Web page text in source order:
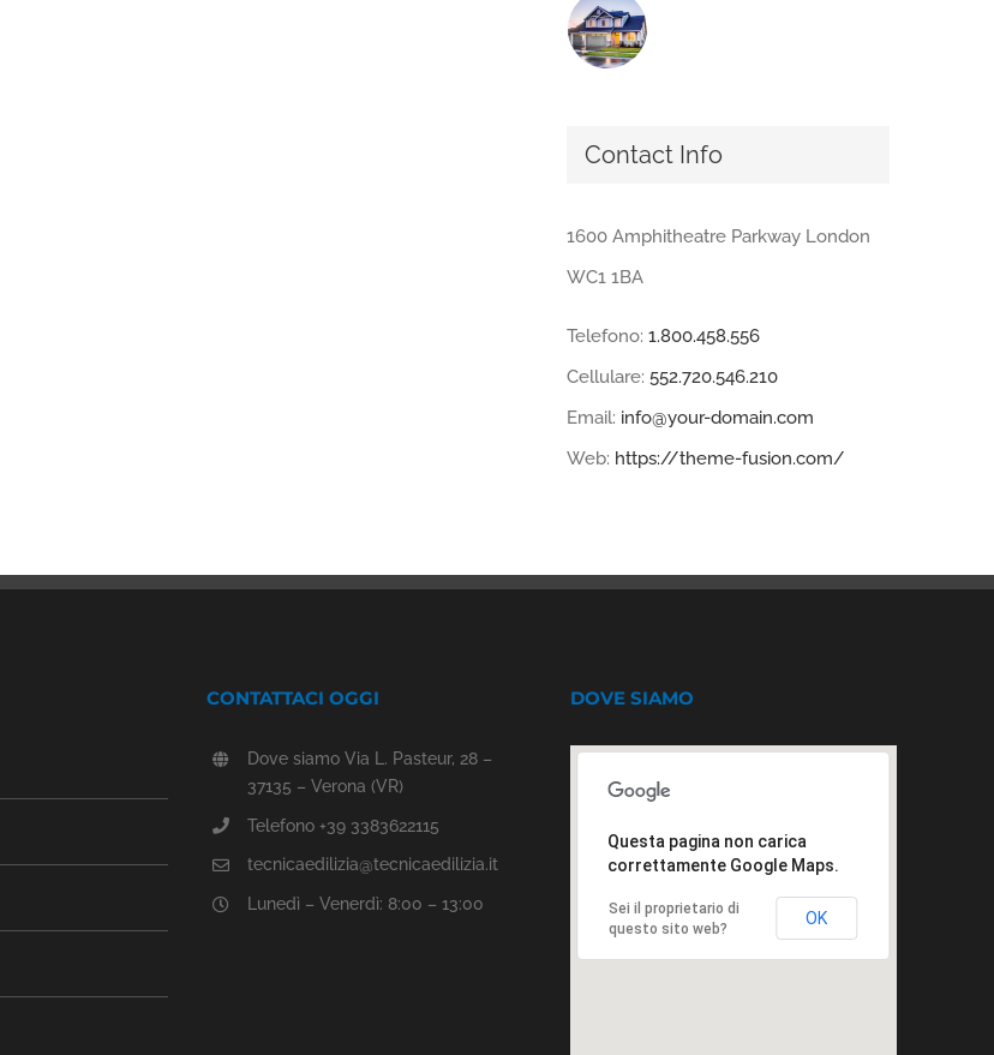
Contact Info
1600 Amphitheatre Parkway London
WC1 1BA
Telefono: 1.800.458.556
Cellulare: 552.720.546.210
Email: info@your-domain.com
Web: https://theme-fusion.com/
CONTATTACI OGGI
Dove siamo Via L. Pasteur, 28 –
37135 – Verona (VR)
Telefono +39 3383622115
tecnicaedilizia@tecnicaedilizia.it
Lunedì – Venerdì: 8:00 – 13:00
DOVE SIAMO
Questa pagina non carica
correttamente Google Maps.
Sei il proprietario di
questo sito web?
OK